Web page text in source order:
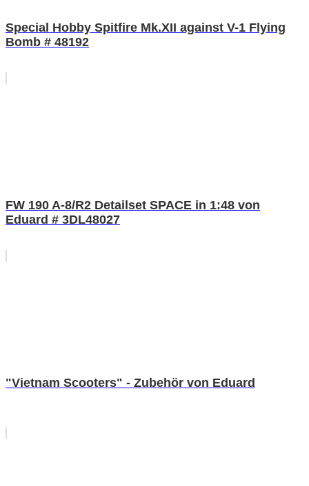
Special Hobby Spitfire Mk.XII against V-1 Flying
Bomb # 48192
FW 190 A-8/R2 Detailset SPACE in 1:48 von
Eduard # 3DL48027
"Vietnam Scooters" - Zubehör von Eduard